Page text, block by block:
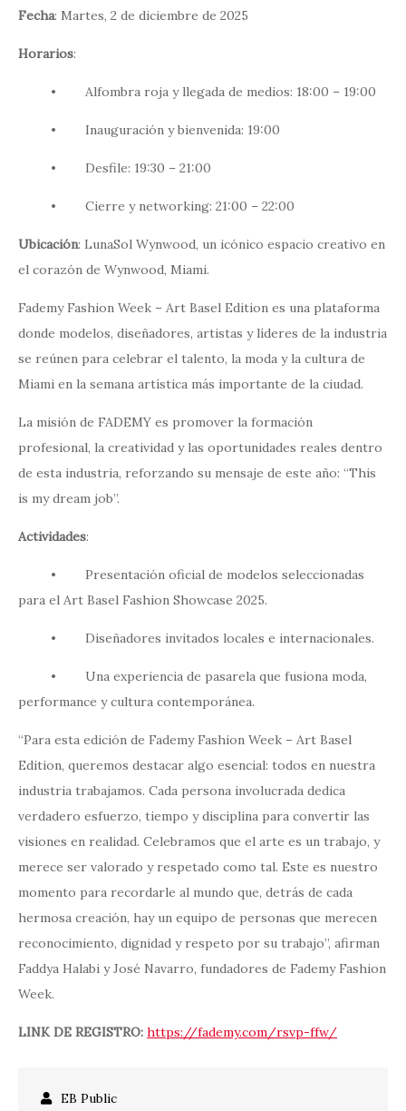
Fecha: Martes, 2 de diciembre de 2025
Horarios:
• Alfombra roja y llegada de medios: 18:00 – 19:00
• Inauguración y bienvenida: 19:00
• Desfile: 19:30 – 21:00
• Cierre y networking: 21:00 – 22:00
Ubicación: LunaSol Wynwood, un icónico espacio creativo en
el corazón de Wynwood, Miami.
Fademy Fashion Week – Art Basel Edition es una plataforma
donde modelos, diseñadores, artistas y líderes de la industria
se reúnen para celebrar el talento, la moda y la cultura de
Miami en la semana artística más importante de la ciudad.
La misión de FADEMY es promover la formación
profesional, la creatividad y las oportunidades reales dentro
de esta industria, reforzando su mensaje de este año: “This
is my dream job”.
Actividades:
• Presentación oficial de modelos seleccionadas
para el Art Basel Fashion Showcase 2025.
• Diseñadores invitados locales e internacionales.
• Una experiencia de pasarela que fusiona moda,
performance y cultura contemporánea.
“Para esta edición de Fademy Fashion Week – Art Basel
Edition, queremos destacar algo esencial: todos en nuestra
industria trabajamos. Cada persona involucrada dedica
verdadero esfuerzo, tiempo y disciplina para convertir las
visiones en realidad. Celebramos que el arte es un trabajo, y
merece ser valorado y respetado como tal. Este es nuestro
momento para recordarle al mundo que, detrás de cada
hermosa creación, hay un equipo de personas que merecen
reconocimiento, dignidad y respeto por su trabajo”, afirman
Faddya Halabi y José Navarro, fundadores de Fademy Fashion
Week.
LINK DE REGISTRO: https://fademy.com/rsvp-ffw/